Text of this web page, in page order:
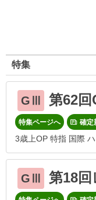
特集
GⅢ 第62回
特集ページへ 確定
3歳上OP 特指 国際
GⅢ 第18回